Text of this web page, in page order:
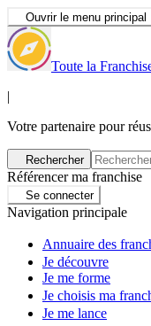
Ouvrir le menu principal
Toute la
|
Votre partenaire pour
Rechercher
Référencer ma franchise
Se connecter
Navigation principale
Annuaire des
Je découvre
Je me forme
Je choisis ma
Je me lance